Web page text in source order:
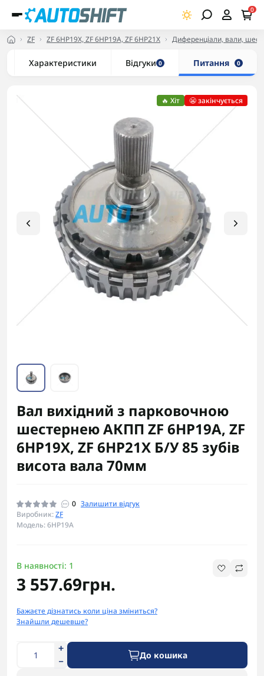
0
ZF ZF 6HP19X, ZF 6HP19A, ZF 6HP21X Диференціали, вали,
Характеристики Відгуки 0 Питання 0
🔥 Хіт 😬 закінчується
Вал вихідний з парковочною
шестернею АКПП ZF 6HP19A, ZF
6HP19X, ZF 6HP21X Б/У 85 зубів
висота вала 70мм
0 Залишити відгук
Виробник:ZF
Модель: 6HP19A
В наявності: 1
3 557.69грн.
Бажаєте дізнатись коли ціна зміниться?
Знайшли дешевше?
До кошика